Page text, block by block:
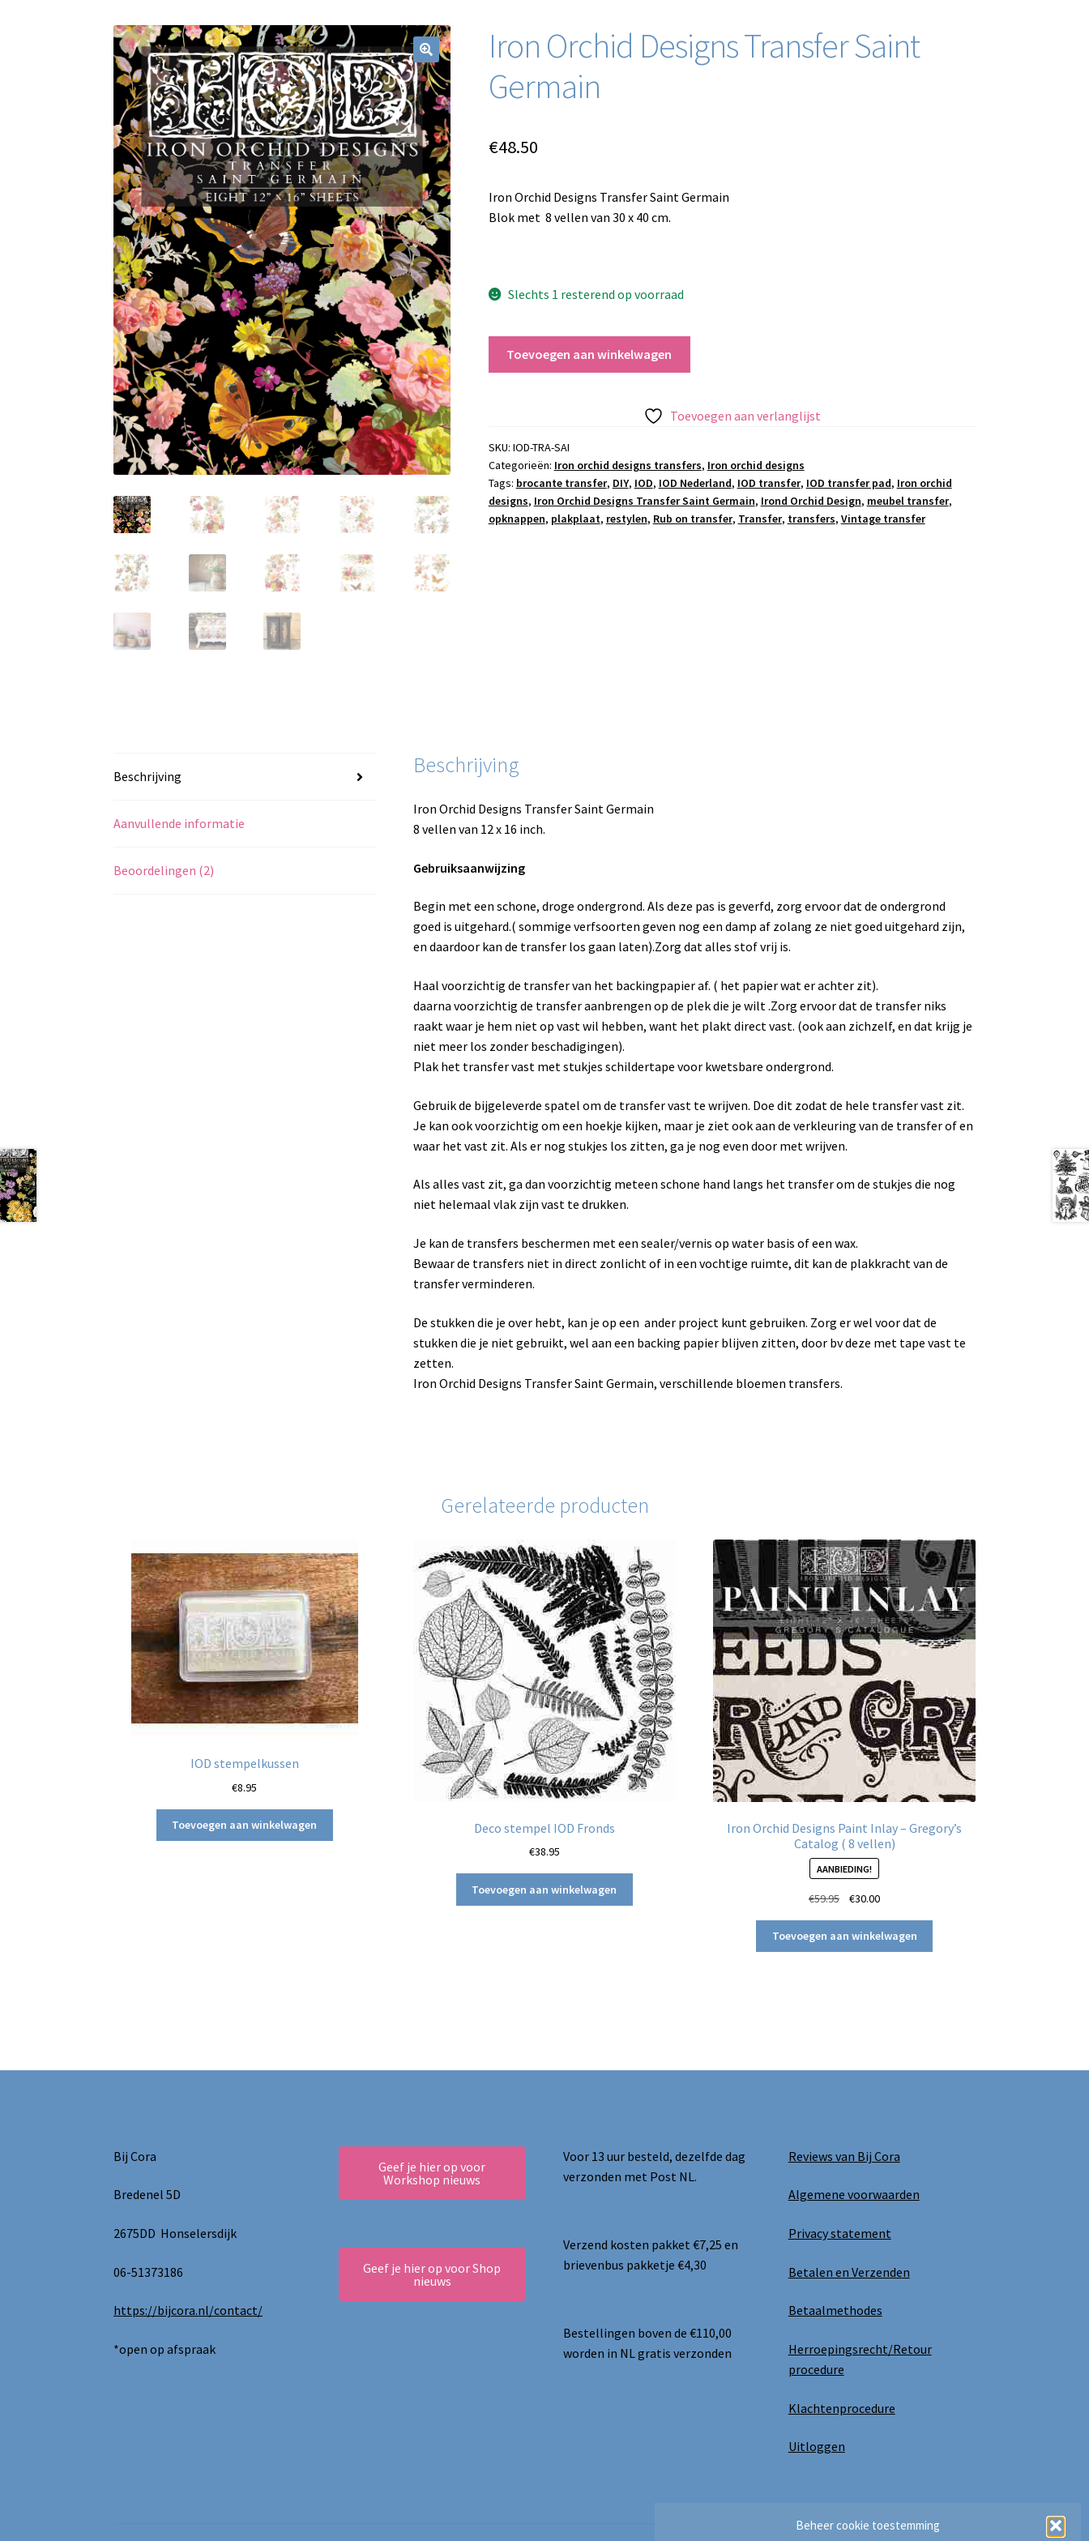
Beheer cookie toestemming
Iron Orchid Designs Transfer Saint
Germain
€48.50
Iron Orchid Designs Transfer Saint Germain
Blok met 8 vellen van 30 x 40 cm.
Slechts 1 resterend op voorraad
Germain
aantal
Toevoegen aan winkelwagen
Toevoegen aan verlanglijst
SKU: IOD-TRA-SAI
Categorieën: Iron orchid designs transfers, Iron orchid designs
Tags: brocante transfer, DIY, IOD, IOD Nederland, IOD transfer, IOD transfer pad, Iron orchid
designs, Iron Orchid Designs Transfer Saint Germain, Irond Orchid Design, meubel transfer,
opknappen, plakplaat, restylen, Rub on transfer, Transfer, transfers, Vintage transfer
Beschrijving
Aanvullende informatie
Beoordelingen (2)
Beschrijving
Iron Orchid Designs Transfer Saint Germain
8 vellen van 12 x 16 inch.
Gebruiksaanwijzing
Begin met een schone, droge ondergrond. Als deze pas is geverfd, zorg ervoor dat de ondergrond
goed is uitgehard.( sommige verfsoorten geven nog een damp af zolang ze niet goed uitgehard zijn,
en daardoor kan de transfer los gaan laten).Zorg dat alles stof vrij is.
Haal voorzichtig de transfer van het backingpapier af. ( het papier wat er achter zit).
daarna voorzichtig de transfer aanbrengen op de plek die je wilt .Zorg ervoor dat de transfer niks
raakt waar je hem niet op vast wil hebben, want het plakt direct vast. (ook aan zichzelf, en dat krijg je
niet meer los zonder beschadigingen).
Plak het transfer vast met stukjes schildertape voor kwetsbare ondergrond.
Gebruik de bijgeleverde spatel om de transfer vast te wrijven. Doe dit zodat de hele transfer vast zit.
Je kan ook voorzichtig om een hoekje kijken, maar je ziet ook aan de verkleuring van de transfer of en
waar het vast zit. Als er nog stukjes los zitten, ga je nog even door met wrijven.
Als alles vast zit, ga dan voorzichtig meteen schone hand langs het transfer om de stukjes die nog
niet helemaal vlak zijn vast te drukken.
Je kan de transfers beschermen met een sealer/vernis op water basis of een wax.
Bewaar de transfers niet in direct zonlicht of in een vochtige ruimte, dit kan de plakkracht van de
transfer verminderen.
De stukken die je over hebt, kan je op een ander project kunt gebruiken. Zorg er wel voor dat de
stukken die je niet gebruikt, wel aan een backing papier blijven zitten, door bv deze met tape vast te
zetten.
Iron Orchid Designs Transfer Saint Germain, verschillende bloemen transfers.
Gerelateerde producten
IOD stempelkussen
€8.95
Toevoegen aan winkelwagen Deco stempel IOD Fronds
€38.95
Toevoegen aan winkelwagen
Iron Orchid Designs Paint Inlay – Gregory’s
Catalog ( 8 vellen)
AANBIEDING!
€59.95
Oorspronkelijke
was:
€59.95.
€30.00Huidige
is:
€30.00.
Toevoegen aan winkelwagen
Bij Cora
Bredenel 5D
2675DD Honselersdijk
06-51373186
https://bijcora.nl/contact/
*open op afspraak
Geef je hier op voor
Workshop nieuws
Geef je hier op voor Shop
nieuws
Voor 13 uur besteld, dezelfde dag
verzonden met Post NL.
Verzend kosten pakket €7,25 en
brievenbus pakketje €4,30
Bestellingen boven de €110,00
worden in NL gratis verzonden
Reviews van Bij Cora
Algemene voorwaarden
Privacy statement
Betalen en Verzenden
Betaalmethodes
Herroepingsrecht/Retour
procedure
Klachtenprocedure
Uitloggen